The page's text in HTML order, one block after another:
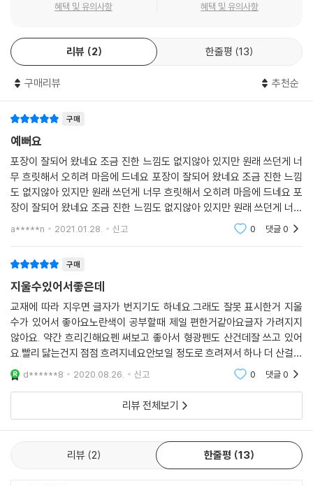
혜택 및 유의사항 혜택 및 유의사항
리뷰 2 한줄평 13
구매리뷰 추천순
구매
예뻐요
포장이 잘되어 왔네요 조금 진한 느낌도 없지않아 있지만 원래 쓰던게 너
무 흐릿해서 오히려 마음에 드네요 포장이 잘되어 왔네요 조금 진한 느낌
도 없지않아 있지만 원래 쓰던게 너무 흐릿해서 오히려 마음에 드네요 포
장이 잘되어 왔네요 조금 진한 느낌도 없지않아 있지만 원래 쓰던게 너무
흐릿해서 오히려 마음에 드네요 포장이 잘되어 왔네요 조금 진한 느낌도
a*****n 2021.01.28. 신고 0 댓글0
구매
지울수있어서좋은데
교재에 따라 지우면 글자가 번지기도 하네요.그래도 잘못 표시한거 지울
수가 있어서 좋아요노란색이 공부할때 제일 편한거같아요글자 가려지지
않아요. 약간 흐리긴해요펜 써보고 좋아서 형광펜도 산건데잘 쓰고 있어
요.빨리 닳는건지 점점 흐려지네요안보일 정도로 흐려져서 하나 더 산걸로
교체했는데다시 쨍하니 찐한거 보니까 빨리 닳긴하나봐요글자에 따라 번
지는 글자가 있고 아닌
d******8 2020.08.26. 신고 0 댓글0
리뷰 전체보기
리뷰 2 한줄평 13